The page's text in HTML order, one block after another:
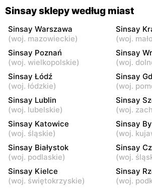
Sinsay
Otwock, ul. Karczewska 6
Sinsay
26
Sinsay
Łubna, ul. Łubna 69
Sinsay
Nowy
Wojska
Sinsay
Grodzisk Mazowiecki, ul.
Rzemieślnicza 22
Sinsay
Mińsk
Sinsay
Żyrardów, ul. Kilińskiego 9
Sinsay
Sinsay
Sochaczew, ul. Wójtówka
2B
Sinsay
Sinsay sklepy według miast
Sinsay Warszawa
(woj. mazowieckie)
Sinsay
(woj.
Sinsay Poznań
(woj. wielkopolskie)
Sinsay
(woj.
Sinsay Łódź
(woj. łódzkie)
Sinsay
(woj.
Sinsay Lublin
(woj. lubelskie)
Sinsay
(woj.
Sinsay Katowice
(woj. śląskie)
Sinsay
(woj.
Sinsay Białystok
(woj. podlaskie)
Sinsay
(woj.
Sinsay Kielce
(woj. świętokrzyskie)
Sinsay
(woj.